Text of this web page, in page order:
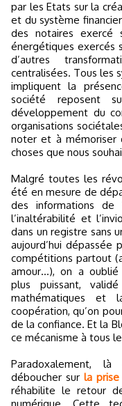
par les Etats sur la
et du système
des notaires exercé
énergétiques exercés
d’autres
centralisées. Tous les
impliquent la
société reposent
développement du
organisations
noter et à mémoriser
choses que nous
Malgré toutes les
été en mesure de
des informations
l’inaltérabilité et
dans un registre sans
aujourd’hui dépassée
compétitions partout
amour…), on a oublié
plus puissant,
mathématiques et
coopération, qu’on
de la confiance. Et la
ce mécanisme à tous
Paradoxalement,
déboucher sur la
réhabilite le retour